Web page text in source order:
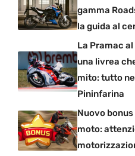
gamma
la guida al
La Pramac
una livrea
mito: tutto
Pininfarina
Nuovo
moto: